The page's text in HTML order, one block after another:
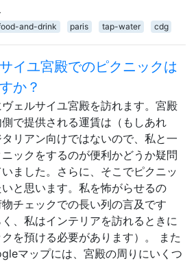
and-drink paris tap-water cdg
イユ宮殿でのピクニックは
か？
ェルサイユ宮殿を訪れます。宮殿
で提供される運賃は（もしあれ
リアン向けではないので、私と一
ックをするのが便利かどうか疑問
ました。さらに、そこでピクニッ
と思います。私を怖がらせるの
チェックでの長い列の言及です
く、私はインテリアを訪れるときに
クを預ける必要があります）。 また
マップには、宮殿の周りにいくつ